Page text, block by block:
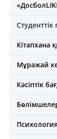
Кітапхана
Мұражай
Кәсіптік